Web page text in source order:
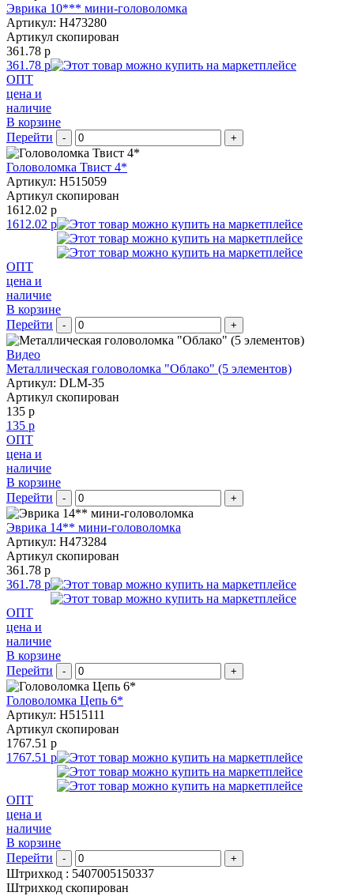
Эврика 10*** мини-головоломка
Артикул: H473280
Артикул скопирован
361.78 р
361.78 р
ОПТ
цена и
наличие
В корзине
Перейти
- +
Головоломка Твист 4*
Артикул: H515059
Артикул скопирован
1612.02 р
1612.02 р
ОПТ
цена и
наличие
В корзине
Перейти
- +
Видео
Металлическая головоломка "Облако" (5 элементов)
Артикул: DLM-35
Артикул скопирован
135 р
135 р
ОПТ
цена и
наличие
В корзине
Перейти
- +
Эврика 14** мини-головоломка
Артикул: H473284
Артикул скопирован
361.78 р
361.78 р
ОПТ
цена и
наличие
В корзине
Перейти
- +
Головоломка Цепь 6*
Артикул: H515111
Артикул скопирован
1767.51 р
1767.51 р
ОПТ
цена и
наличие
В корзине
Перейти
- +
Штрихкод : 5407005150337
Штрихкод скопирован